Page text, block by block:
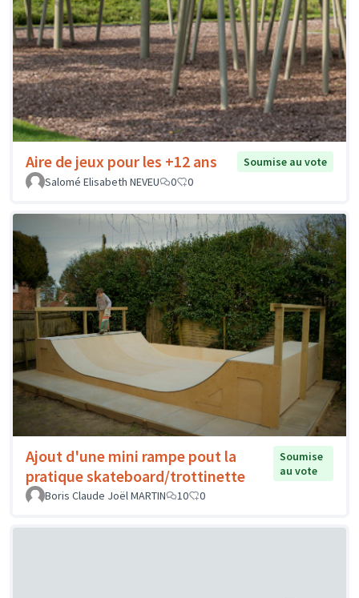
Aire de jeux pour les +12 ans
Soumise au vote
Salomé Elisabeth NEVEU
0 0
Ajout d'une mini rampe pout la
pratique skateboard/trottinette
Soumise
au vote
Boris Claude Joël MARTIN
10 0